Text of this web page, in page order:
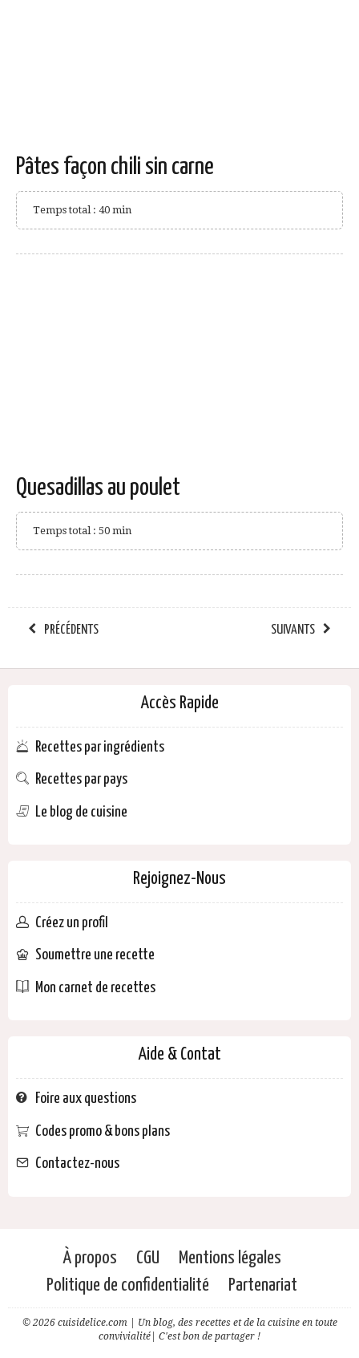
Pâtes façon chili sin carne
Temps total : 40 min
Quesadillas au poulet
Temps total : 50 min
PRÉCÉDENTS SUIVANTS
Accès Rapide
Recettes par ingrédients
Recettes par pays
Le blog de cuisine
Rejoignez-Nous
Créez un profil
Soumettre une recette
Mon carnet de recettes
Aide & Contat
Foire aux questions
Codes promo & bons plans
Contactez-nous
À propos CGU
Mentions légales
Politique de confidentialité
Partenariat
© 2026 cuisidelice.com | Un blog, des recettes et de la cuisine en toute
convivialité| C'est bon de partager !